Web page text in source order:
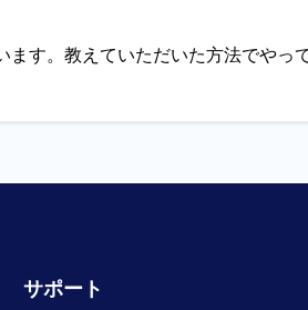
ます。教えていただいた方法でやって
サポート